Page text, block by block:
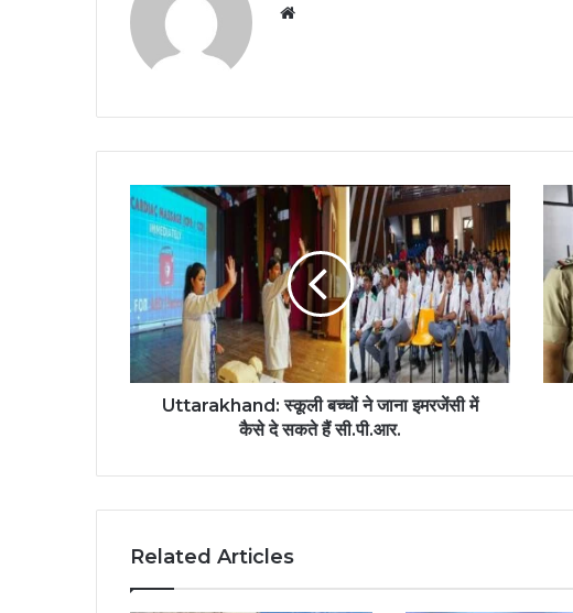
Uttarakhand: स्कूली बच्चों ने जाना इमरजेंसी में
कैसे दे सकते हैं सी.पी.आर.
Related Articles